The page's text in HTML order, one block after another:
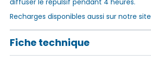
diffuser le répulsif pendant 4 heures.
Recharges disponibles aussi sur notre site
Fiche technique